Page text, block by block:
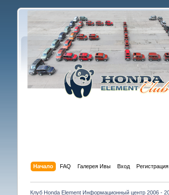
Начало FAQ Галерея Ивы Вход Регистрация
Клуб Honda Element Информационный центр 2006 -